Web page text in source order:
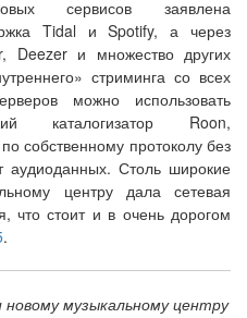
сервисов заявлена
Tidal и Spotify, а через
Deezer и множество других
стриминга со всех
можно использовать
каталогизатор Roon,
собственному протоколу без
Столь широкие
центру дала сетевая
что стоит и в очень дорогом
.
музыкальному центру